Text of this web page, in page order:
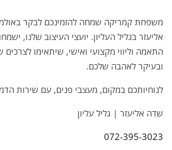
משפחת קמריקה שמחה להזמינכם לבקר
אליעזר בגליל העליון. יועצי העיצוב שלנו,
התאמה וליווי מקצועי ואישי, שיתאימו
ובעיקר לאהבה שלכם.
לנוחיותכם במקום, מעצבי פנים, עם שירות
שדה אליעזר | גליל עליון
072-395-3023